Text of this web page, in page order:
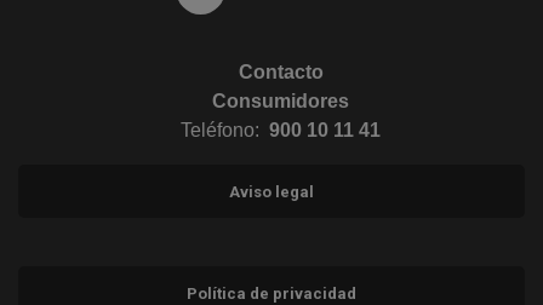
Contacto
Consumidores
Teléfono: 900 10 11 41
Aviso legal
Política de privacidad